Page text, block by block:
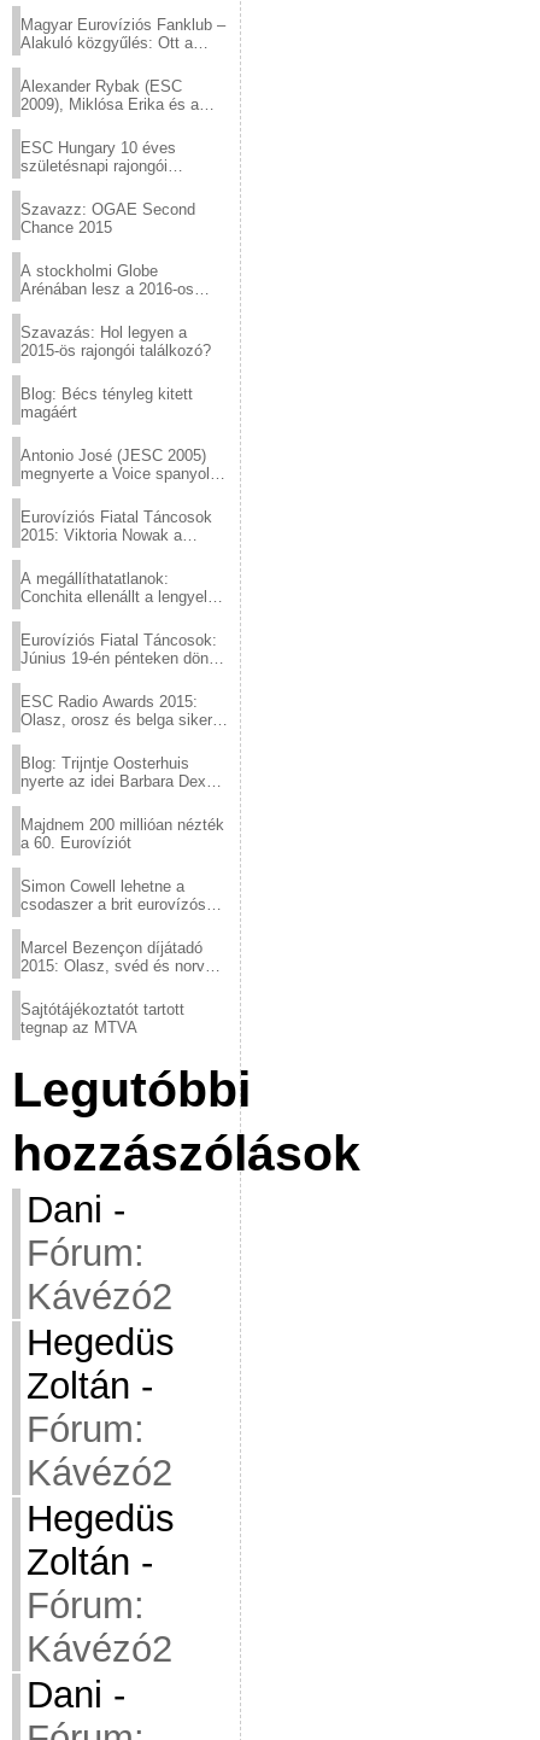
Magyar Eurovíziós Fanklub –
Alakuló közgyűlés: Ott a
Alexander Rybak (ESC
2009), Miklósa Erika és a
sztárjai a Margitszigeten
ESC Hungary 10 éves
születésnapi rajongói
Szavazz: OGAE Second
Chance 2015
A stockholmi Globe
Arénában lesz a 2016-os
Szavazás: Hol legyen a
2015-ös rajongói találkozó?
Blog: Bécs tényleg kitett
magáért
Antonio José (JESC 2005)
megnyerte a Voice spanyol
Eurovíziós Fiatal Táncosok
2015: Viktoria Nowak a
A megállíthatatlanok:
Conchita ellenállt a lengyel
Eurovíziós Fiatal Táncosok:
Június 19-én pénteken döntő
ESC Radio Awards 2015:
Olasz, orosz és belga siker,
Blog: Trijntje Oosterhuis
nyerte az idei Barbara Dex
Majdnem 200 millióan nézték
a 60. Eurovíziót
Simon Cowell lehetne a
csodaszer a brit eurovízós
Marcel Bezençon díjátadó
2015: Olasz, svéd és norvég
Sajtótájékoztatót tartott
tegnap az MTVA
Legutóbbi
hozzászólások
Dani -
Fórum:
Kávézó2
Hegedüs
Zoltán -
Fórum:
Kávézó2
Hegedüs
Zoltán -
Fórum:
Kávézó2
Dani -